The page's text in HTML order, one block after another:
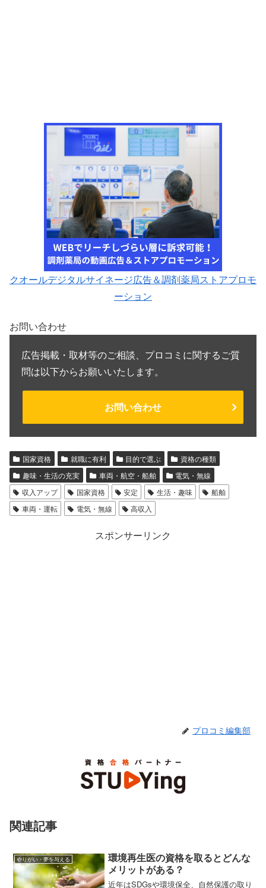
クオールデジタルサイネージ広告＆調剤薬局ストアプロモ
ーション
お問い合わせ
広告掲載・取材等のご相談、プロコミに関するご質
問は以下からお願いいたします。
お問い合わせ
国家資格 就職に有利 目的で選ぶ
資格の種類
趣味・生活の充実
車両・航空・船舶
電気・無線
収入アップ
国家資格 安定 生活・趣味
船舶
車両・運転
電気・無線 高収入
スポンサーリンク
プロコミ編集部
関連記事
やりがい・夢を与える
環境再生医の資格を取るとどんな
メリットがある？
近年はSDGsや環境保全、自然保護の取り